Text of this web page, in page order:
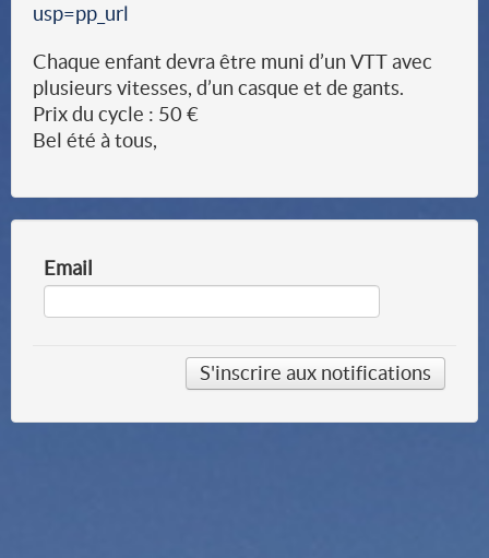
usp=pp_url
Chaque enfant devra être muni d’un VTT avec
plusieurs vitesses, d’un casque et de gants.
Prix du cycle : 50 €
Bel été à tous,
Email